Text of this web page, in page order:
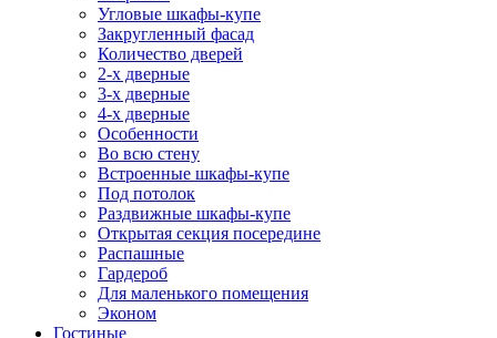
Угловые шкафы-купе
Закругленный фасад
Количество дверей
2-х дверные
3-х дверные
4-х дверные
Особенности
Во всю стену
Встроенные шкафы-купе
Под потолок
Раздвижные шкафы-купе
Открытая секция посередине
Распашные
Гардероб
Для маленького помещения
Эконом
Гостиные